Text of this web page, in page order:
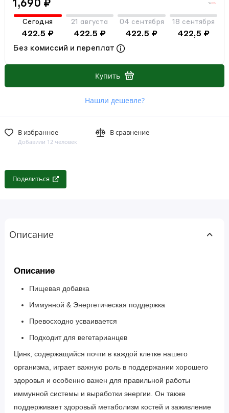
1,690 ₽
Сегодня
422.5 ₽
21 августа
422.5 ₽
04 сентября
422.5 ₽
18 сентября
422,5 ₽
Без комиссий и переплат
Купить
Нашли дешевле?
В избранное
Добавили 12 человек
В сравнение
Поделиться
Описание
Описание
Пищевая добавка
Иммунной & Энергетическая поддержка
Превосходно усваивается
Подходит для вегетарианцев
Цинк, содержащийся почти в каждой клетке нашего
организма, играет важную роль в поддержании хорошего
здоровья и особенно важен для правильной работы
иммунной системы и выработки энергии. Он также
поддерживает здоровый метаболизм костей и заживление